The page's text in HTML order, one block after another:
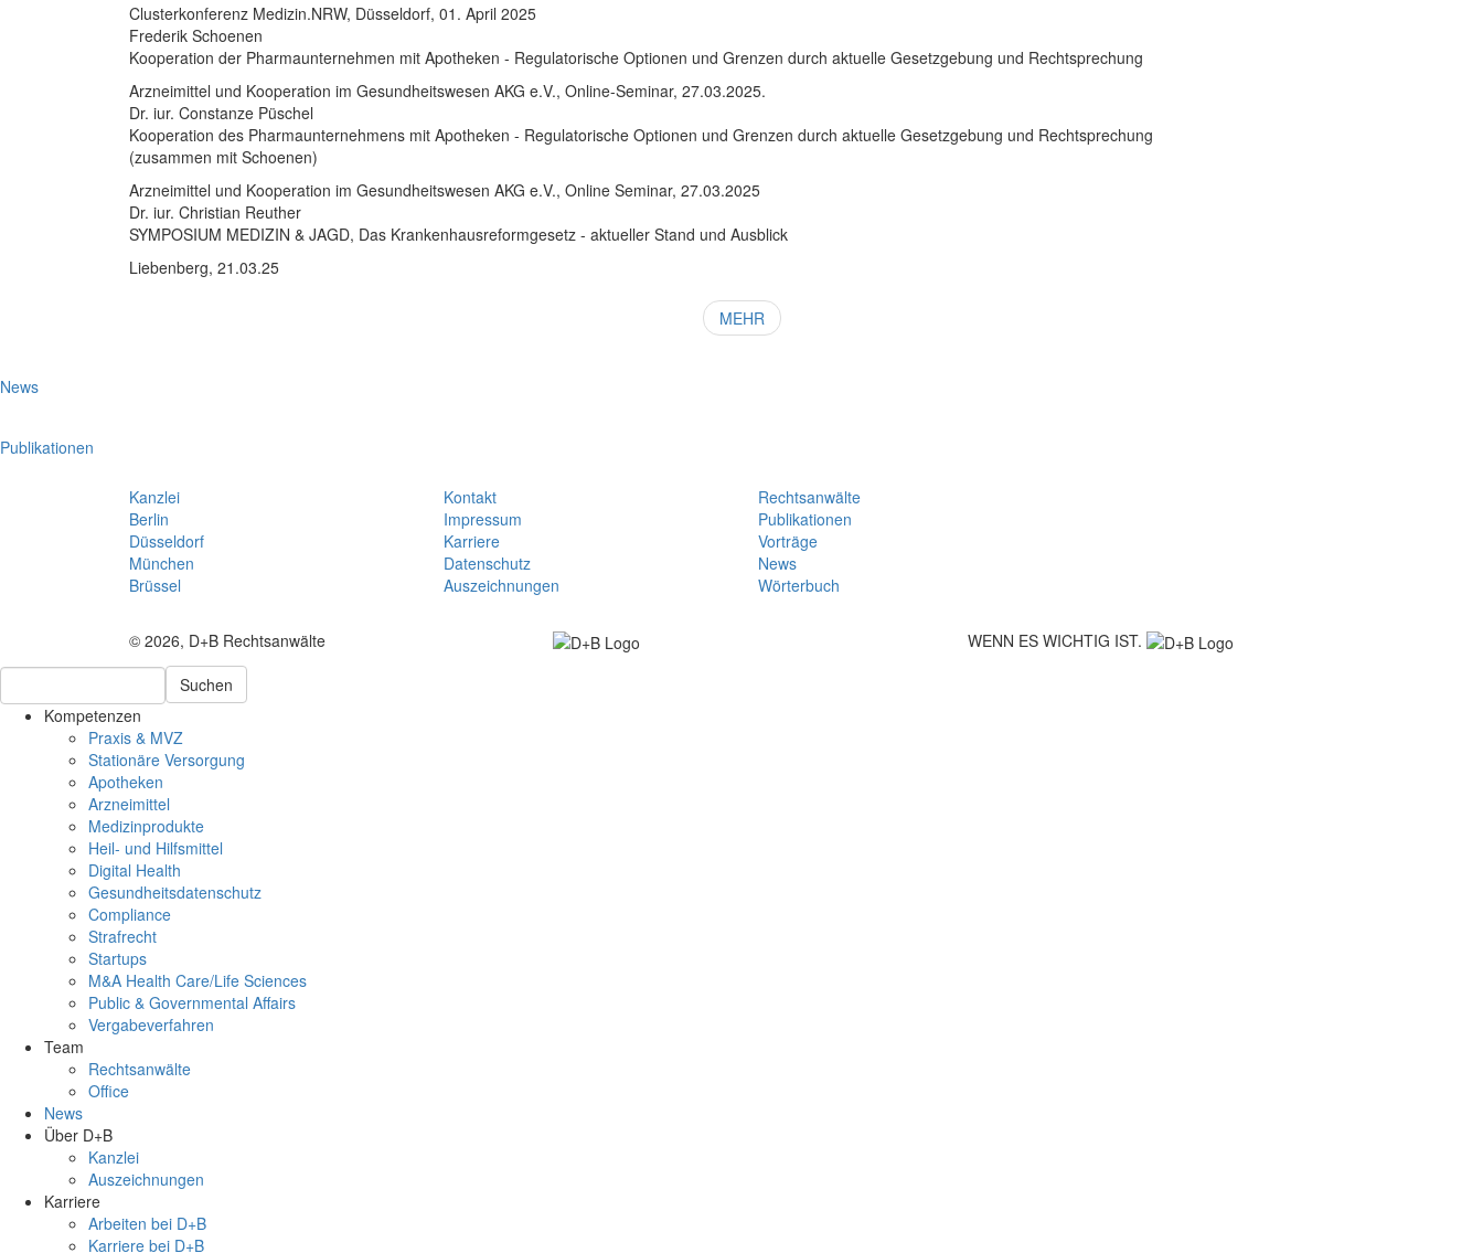
Clusterkonferenz Medizin.NRW, Düsseldorf, 01. April 2025
Frederik Schoenen
Kooperation der Pharmaunternehmen mit Apotheken - Regulatorische Optionen und Grenzen durch aktuelle Gesetzgebung und Rechtsprechung
Arzneimittel und Kooperation im Gesundheitswesen AKG e.V., Online-Seminar, 27.03.2025.
Dr. iur. Constanze Püschel
Kooperation des Pharmaunternehmens mit Apotheken - Regulatorische Optionen und Grenzen durch aktuelle Gesetzgebung und Rechtsprechung
(zusammen mit Schoenen)
Arzneimittel und Kooperation im Gesundheitswesen AKG e.V., Online Seminar, 27.03.2025
Dr. iur. Christian Reuther
SYMPOSIUM MEDIZIN & JAGD, Das Krankenhausreformgesetz - aktueller Stand und Ausblick
Liebenberg, 21.03.25
MEHR
News
Publikationen
Kanzlei
Berlin
Düsseldorf
München
Brüssel
Kontakt
Impressum
Karriere
Datenschutz
Auszeichnungen
Rechtsanwälte
Publikationen
Vorträge
News
Wörterbuch
© 2026, D+B Rechtsanwälte WENN ES WICHTIG IST.
Suchen
Kompetenzen
Praxis & MVZ
Stationäre Versorgung
Apotheken
Arzneimittel
Medizinprodukte
Heil- und Hilfsmittel
Digital Health
Gesundheitsdatenschutz
Compliance
Strafrecht
Startups
M&A Health Care/Life Sciences
Public & Governmental Affairs
Vergabeverfahren
Team
Rechtsanwälte
Office
News
Über D+B
Kanzlei
Auszeichnungen
Karriere
Arbeiten bei D+B
Karriere bei D+B